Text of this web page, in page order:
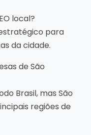
local?
para
da cidade.
de São
Brasil, mas São
regiões de